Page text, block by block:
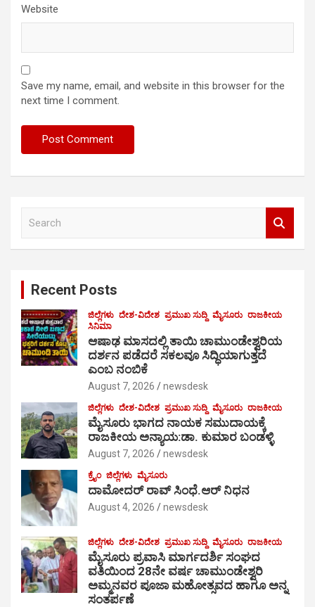
Website
Save my name, email, and website in this browser for the
next time I comment.
Recent Posts
ಜಿಲ್ಲೆಗಳು ದೇಶ-ವಿದೇಶ ಪ್ರಮುಖ ಸುದ್ದಿ ಮೈಸೂರು ರಾಜಕೀಯ
ಸಿನಿಮಾ
ಆಷಾಢ ಮಾಸದಲ್ಲಿ ತಾಯಿ ಚಾಮುಂಡೇಶ್ವರಿಯ
ದರ್ಶನ ಪಡೆದರೆ ಸಕಲವೂ ಸಿದ್ಧಿಯಾಗುತ್ತದೆ
ಎಂಬ ನಂಬಿಕೆ
August 7, 2026 newsdesk
ಜಿಲ್ಲೆಗಳು ದೇಶ-ವಿದೇಶ ಪ್ರಮುಖ ಸುದ್ದಿ ಮೈಸೂರು ರಾಜಕೀಯ
ಮೈಸೂರು ಭಾಗದ ನಾಯಕ ಸಮುದಾಯಕ್ಕೆ
ರಾಜಕೀಯ ಅನ್ಯಾಯ:ಡಾ. ಕುಮಾರ ಬಂಡಳ್ಳಿ
August 7, 2026 newsdesk
ಕ್ರೈಂ ಜಿಲ್ಲೆಗಳು ಮೈಸೂರು
ದಾಮೋದರ್ ರಾವ್ ಸಿಂಧೆ.ಆರ್ ನಿಧನ
August 4, 2026 newsdesk
ಜಿಲ್ಲೆಗಳು ದೇಶ-ವಿದೇಶ ಪ್ರಮುಖ ಸುದ್ದಿ ಮೈಸೂರು ರಾಜಕೀಯ
ಮೈಸೂರು ಪ್ರವಾಸಿ ಮಾರ್ಗದರ್ಶಿ ಸಂಘದ
ವತಿಯಿಂದ 28ನೇ ವರ್ಷ ಚಾಮುಂಡೇಶ್ವರಿ
ಅಮ್ಮನವರ ಪೂಜಾ ಮಹೋತ್ಸವದ ಹಾಗೂ ಅನ್ನ
ಸಂತರ್ಪಣೆ